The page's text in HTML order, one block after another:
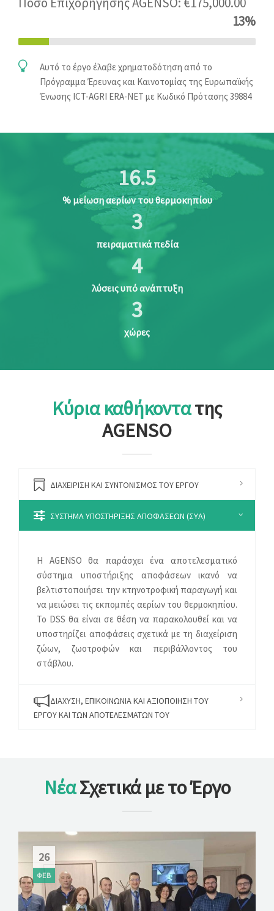
13%
Αυτό το έργο έλαβε χρηματοδότηση από το
Πρόγραμμα Έρευνας και Καινοτομίας της Ευρωπαϊκής
Ένωσης ICT-AGRI ERA-NET με Κωδικό Πρότασης 39884
16.5
% μείωση αερίων του θερμοκηπίου
3
πειραματικά πεδία
4
λύσεις υπό ανάπτυξη
3
χώρες
Κύρια καθήκοντατης
AGENSO
ΔΙΑΧΕΊΡΙΣΗ ΚΑΙ ΣΥΝΤΟΝΙΣΜΌΣ ΤΟΥ ΈΡΓΟΥ
ΣΎΣΤΗΜΑ ΥΠΟΣΤΉΡΙΞΗΣ ΑΠΟΦΆΣΕΩΝ (ΣΥΑ)
H AGENSO θα παράσχει ένα αποτελεσματικό
σύστημα υποστήριξης αποφάσεων ικανό να
βελτιστοποιήσει την κτηνοτροφική παραγωγή και
να μειώσει τις εκπομπές αερίων του θερμοκηπίου.
Το DSS θα είναι σε θέση να παρακολουθεί και να
υποστηρίζει αποφάσεις σχετικά με τη διαχείριση
ζώων, ζωοτροφών και περιβάλλοντος του
στάβλου.
ΔΙΆΧΥΣΗ, ΕΠΙΚΟΙΝΩΝΊΑ ΚΑΙ ΑΞΙΟΠΟΊΗΣΗ ΤΟΥ
ΈΡΓΟΥ ΚΑΙ ΤΩΝ ΑΠΟΤΕΛΕΣΜΆΤΩΝ ΤΟΥ
ΝέαΣχετικά με το Έργο
26
ΦΕΒ